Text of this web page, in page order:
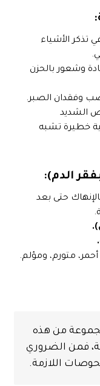
تذكر الأشياء
وشعور بالحزن
وفقدان الصبر.
الشديد
خطيرة تشبه
حتى بعد
متورم، ومؤلم.
من هذه
فمن الضروري
اللازمة.